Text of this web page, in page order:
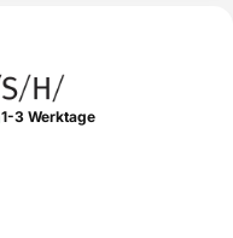
1-3 Werktage